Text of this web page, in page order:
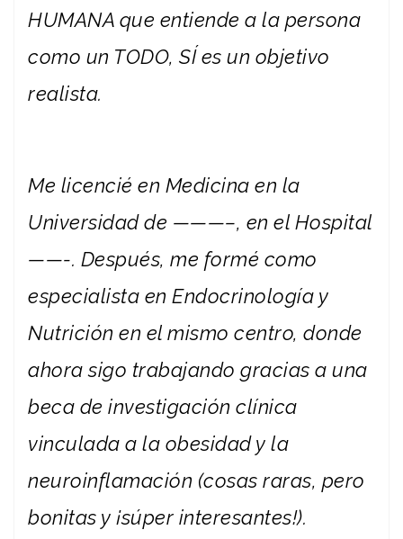
HUMANA que entiende a la persona
como un TODO, SÍ es un objetivo
realista.
Me licencié en Medicina en la
Universidad de ———–, en el Hospital
——-. Después, me formé como
especialista en Endocrinología y
Nutrición en el mismo centro, donde
ahora sigo trabajando gracias a una
beca de investigación clínica
vinculada a la obesidad y la
neuroinflamación (cosas raras, pero
bonitas y ¡súper interesantes!).